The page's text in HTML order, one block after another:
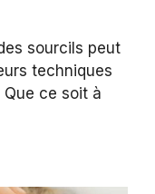
sourcils peut
techniques
ce soit à